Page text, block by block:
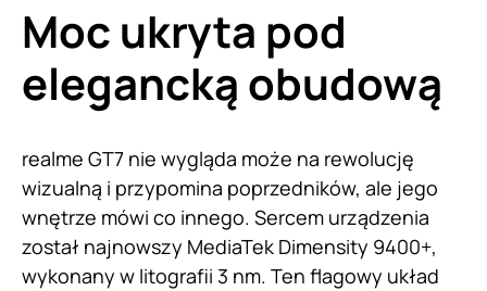
Moc ukryta pod
elegancką obudową
realme GT7 nie wygląda może na rewolucję
wizualną i przypomina poprzedników, ale jego
wnętrze mówi co innego. Sercem urządzenia
został najnowszy MediaTek Dimensity 9400+,
wykonany w litografii 3 nm. Ten flagowy układ